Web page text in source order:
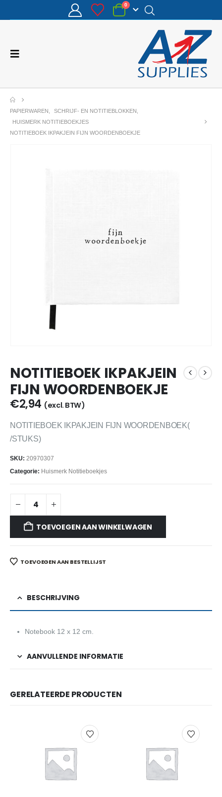
0
PAPIERWAREN SCHRIJF- EN NOTITIEBLOKKEN
HUISMERK NOTITIEBOEKJES
NOTITIEBOEK IKPAKJEIN FIJN WOORDENBOEKJE
NOTITIEBOEK IKPAKJEIN
FIJN WOORDENBOEKJE
€2,94 (excl. BTW)
NOTITIEBOEK IKPAKJEIN FIJN WOORDENBOEK(
/STUKS)
SKU: 20970307
Categorie: Huismerk Notitieboekjes
TOEVOEGEN AAN WINKELWAGEN
TOEVOEGEN AAN BESTELLIJST
BESCHRIJVING
Notebook 12 x 12 cm.
AANVULLENDE INFORMATIE
GERELATEERDE PRODUCTEN